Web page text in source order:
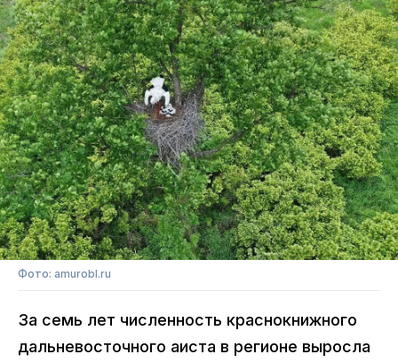
Фото: amurobl.ru
За семь лет численность краснокнижного
дальневосточного аиста в регионе выросла